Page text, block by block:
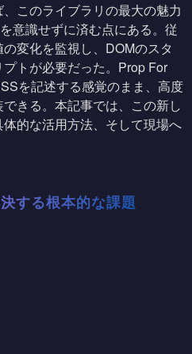
このライブラリの最大の魅力
意識せずに済む点にある。従
変化を監視し、DOMのスタ
トが必要だった。Prop For
を記述する感覚のまま、高度
きる。本記事では、この新し
的な活用方法、そして現場へ
する根本的な課題